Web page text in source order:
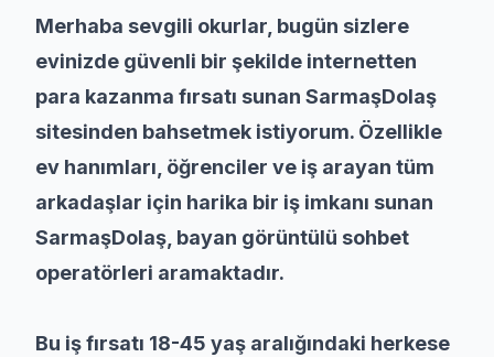
Merhaba sevgili okurlar, bugün sizlere
evinizde güvenli bir şekilde internetten
para kazanma fırsatı sunan SarmaşDolaş
sitesinden bahsetmek istiyorum. Özellikle
ev hanımları, öğrenciler ve iş arayan tüm
arkadaşlar için harika bir iş imkanı sunan
SarmaşDolaş, bayan görüntülü sohbet
operatörleri aramaktadır.
Bu iş fırsatı 18-45 yaş aralığındaki herkese